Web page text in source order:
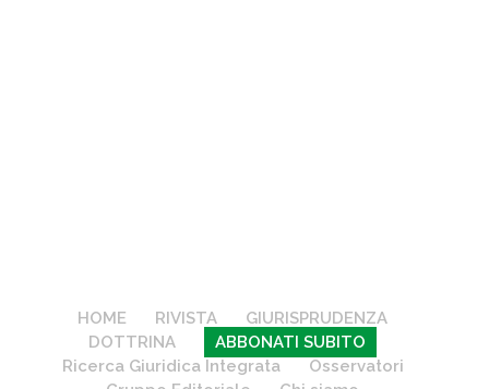
HOME RIVISTA
GIURISPRUDENZA
DOTTRINA
ABBONATI SUBITO
Ricerca Giuridica Integrata
Osservatori